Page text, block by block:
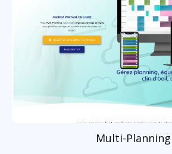
Multi-Planning